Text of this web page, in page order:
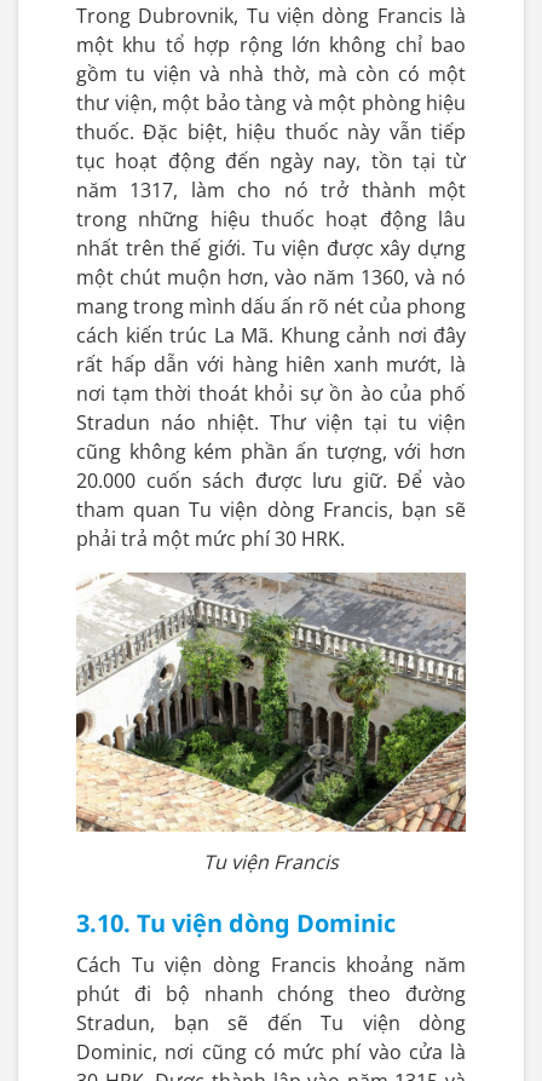
Trong Dubrovnik, Tu viện dòng Francis là
một khu tổ hợp rộng lớn không chỉ bao
gồm tu viện và nhà thờ, mà còn có một
thư viện, một bảo tàng và một phòng hiệu
thuốc. Đặc biệt, hiệu thuốc này vẫn tiếp
tục hoạt động đến ngày nay, tồn tại từ
năm 1317, làm cho nó trở thành một
trong những hiệu thuốc hoạt động lâu
nhất trên thế giới. Tu viện được xây dựng
một chút muộn hơn, vào năm 1360, và nó
mang trong mình dấu ấn rõ nét của phong
cách kiến trúc La Mã. Khung cảnh nơi đây
rất hấp dẫn với hàng hiên xanh mướt, là
nơi tạm thời thoát khỏi sự ồn ào của phố
Stradun náo nhiệt. Thư viện tại tu viện
cũng không kém phần ấn tượng, với hơn
20.000 cuốn sách được lưu giữ. Để vào
tham quan Tu viện dòng Francis, bạn sẽ
phải trả một mức phí 30 HRK.
Tu viện Francis
3.10. Tu viện dòng Dominic
Cách Tu viện dòng Francis khoảng năm
phút đi bộ nhanh chóng theo đường
Stradun, bạn sẽ đến Tu viện dòng
Dominic, nơi cũng có mức phí vào cửa là